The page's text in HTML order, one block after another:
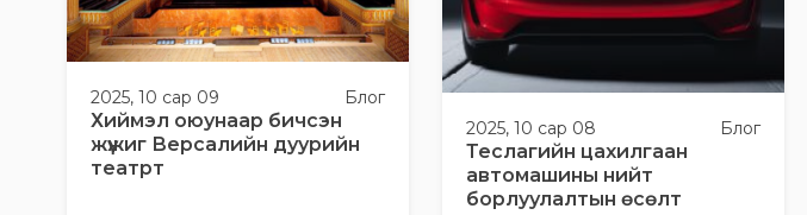
2025, 10 сар 09 Блог
Хиймэл оюунаар бичсэн
жүжиг Версалийн дуурийн
театрт
2025, 10 сар 08 Блог
Теслагийн цахилгаан
автомашины нийт
борлуулалтын өсөлт